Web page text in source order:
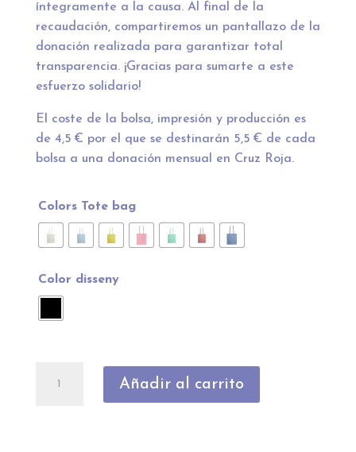
íntegramente a la causa. Al final de la
recaudación, compartiremos un pantallazo de la
donación realizada para garantizar total
transparencia. ¡Gracias para sumarte a este
esfuerzo solidario!
El coste de la bolsa, impresión y producción es
de 4,5 € por el que se destinarán 5,5 € de cada
bolsa a una donación mensual en Cruz Roja.
Colors Tote bag
Color disseny
solidaria
Añadir al carrito